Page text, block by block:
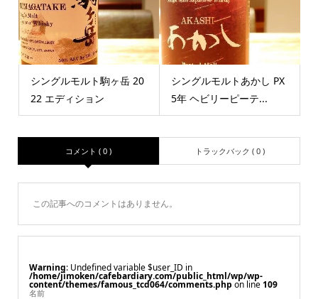
シングルモルト駒ヶ岳 20
22 エディション
シングルモルトあかし PX
5年 ヘビリーピーテ...
コメント ( 0 ) トラックバック ( 0 )
この記事へのコメントはありません。
Warning : Undefined variable $user_ID in
/home/jimoken/cafebardiary.com/public_html/wp/wp-
content/themes/famous_tcd064/comments.php on line109
名前